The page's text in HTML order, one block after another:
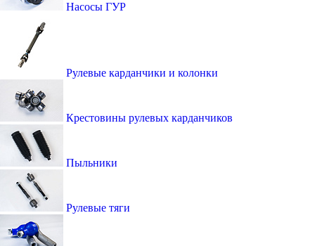
Насосы ГУР
Рулевые карданчики и колонки
Крестовины рулевых карданчиков
Пыльники
Рулевые тяги